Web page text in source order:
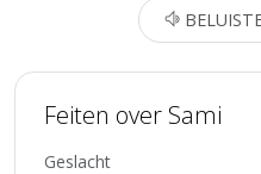
Feiten over Sami
Geslacht